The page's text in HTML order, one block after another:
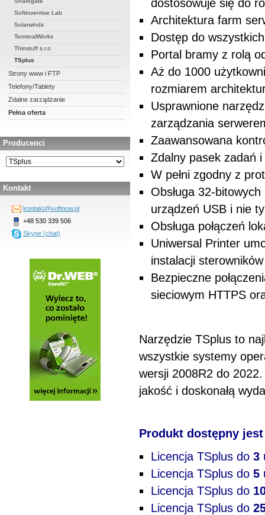
Softinventive Lab
Solarwinds
TerminalWorks
Thinstuff s.r.o
TSplus
Strony www i FTP
Telefony/Tablety
Zdalne zarządzanie
Pełna oferta
Producenci
Kontakt
kontakt@softnow.pl
+48 530 339 506
Skype (chat)
dostosowuje się do
Architektura farm
Dostęp do
Portal bramy z rolą
Aż do 1000
rozmiarem
Usprawnione
zarządzania
Zaawansowana
Zdalny pasek zadań i
W pełni zgodny z
Obsługa 32-
urządzeń USB i nie
Obsługa połączeń
Uniwersal Printer
instalacji
Bezpieczne
sieciowym HTTPS
Narzędzie TSplus to
wszystkie systemy
wersji 2008R2 do
jakość i doskonałą
Produkt dostępny
Licencja TSplus do 3
Licencja TSplus do 5
Licencja TSplus do
Licencja TSplus do